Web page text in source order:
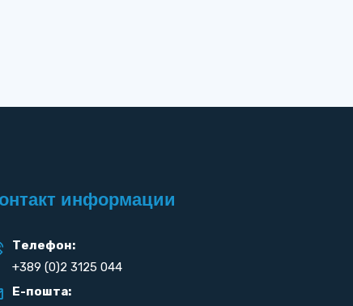
информации
Телефон:
+389 (0)2 3125 044
Е-пошта: